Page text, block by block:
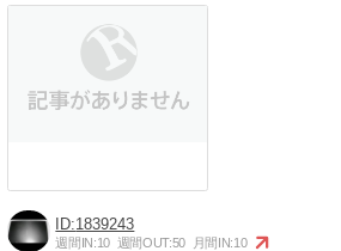
1839243
週間IN:10 週間OUT:50 月間IN:10